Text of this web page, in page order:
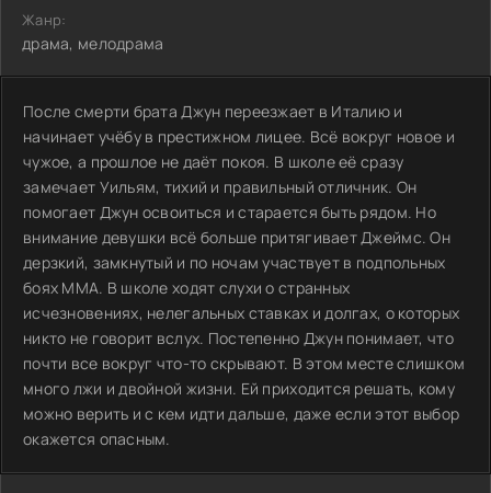
Жанр:
драма, мелодрама
После смерти брата Джун переезжает в Италию и
начинает учёбу в престижном лицее. Всё вокруг новое и
чужое, а прошлое не даёт покоя. В школе её сразу
замечает Уильям, тихий и правильный отличник. Он
помогает Джун освоиться и старается быть рядом. Но
внимание девушки всё больше притягивает Джеймс. Он
дерзкий, замкнутый и по ночам участвует в подпольных
боях ММА. В школе ходят слухи о странных
исчезновениях, нелегальных ставках и долгах, о которых
никто не говорит вслух. Постепенно Джун понимает, что
почти все вокруг что-то скрывают. В этом месте слишком
много лжи и двойной жизни. Ей приходится решать, кому
можно верить и с кем идти дальше, даже если этот выбор
окажется опасным.